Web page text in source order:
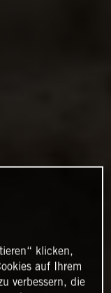
klicken,
auf Ihrem
verbessern, die